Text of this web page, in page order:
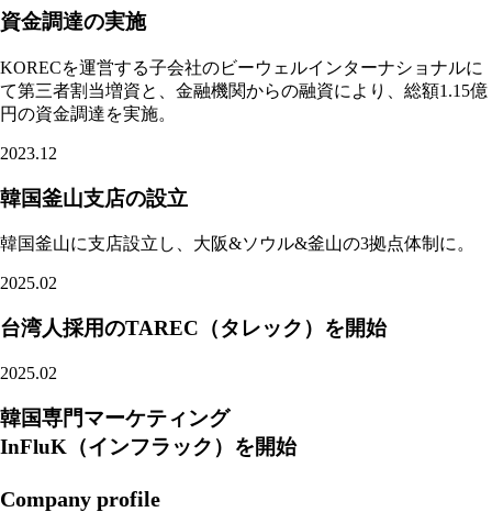
資金調達の実施
KORECを運営する子会社のビーウェルインターナショナルに
て第三者割当増資と、金融機関からの融資により、総額1.15億
円の資金調達を実施。
2023.12
韓国釜山支店の設立
韓国釜山に支店設立し、大阪&ソウル&釜山の3拠点体制に。
2025.02
台湾人採用のTAREC （タレック）を開始
2025.02
韓国専門マーケティング
InFluK （インフラック）を開始
Company profile